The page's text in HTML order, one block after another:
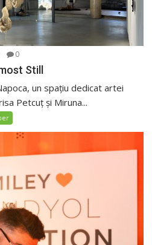
0
Still
un spațiu dedicat artei
Petcuț și Miruna...